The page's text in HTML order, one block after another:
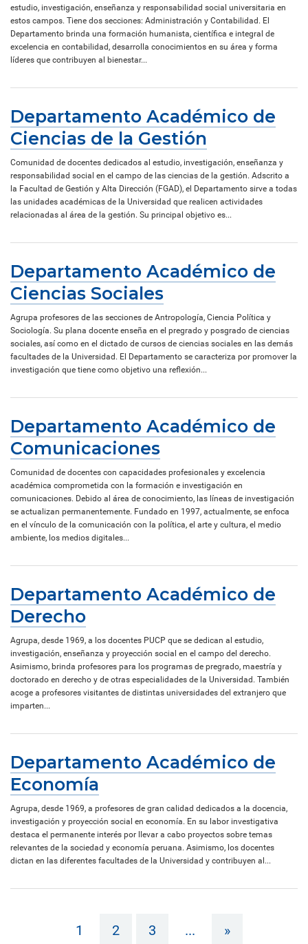
estudio, investigación, enseñanza y responsabilidad social universitaria en
estos campos. Tiene dos secciones: Administración y Contabilidad. El
Departamento brinda una formación humanista, científica e integral de
excelencia en contabilidad, desarrolla conocimientos en su área y forma
líderes que contribuyen al bienestar...
Departamento Académico de
Ciencias de la Gestión
Comunidad de docentes dedicados al estudio, investigación, enseñanza y
responsabilidad social en el campo de las ciencias de la gestión. Adscrito a
la Facultad de Gestión y Alta Dirección (FGAD), el Departamento sirve a todas
las unidades académicas de la Universidad que realicen actividades
relacionadas al área de la gestión. Su principal objetivo es...
Departamento Académico de
Ciencias Sociales
Agrupa profesores de las secciones de Antropología, Ciencia Política y
Sociología. Su plana docente enseña en el pregrado y posgrado de ciencias
sociales, así como en el dictado de cursos de ciencias sociales en las demás
facultades de la Universidad. El Departamento se caracteriza por promover la
investigación que tiene como objetivo una reflexión...
Departamento Académico de
Comunicaciones
Comunidad de docentes con capacidades profesionales y excelencia
académica comprometida con la formación e investigación en
comunicaciones. Debido al área de conocimiento, las líneas de investigación
se actualizan permanentemente. Fundado en 1997, actualmente, se enfoca
en el vínculo de la comunicación con la política, el arte y cultura, el medio
ambiente, los medios digitales...
Departamento Académico de
Derecho
Agrupa, desde 1969, a los docentes PUCP que se dedican al estudio,
investigación, enseñanza y proyección social en el campo del derecho.
Asimismo, brinda profesores para los programas de pregrado, maestría y
doctorado en derecho y de otras especialidades de la Universidad. También
acoge a profesores visitantes de distintas universidades del extranjero que
imparten...
Departamento Académico de
Economía
Agrupa, desde 1969, a profesores de gran calidad dedicados a la docencia,
investigación y proyección social en economía. En su labor investigativa
destaca el permanente interés por llevar a cabo proyectos sobre temas
relevantes de la sociedad y economía peruana. Asimismo, los docentes
dictan en las diferentes facultades de la Universidad y contribuyen al...
1 2 3 ... »